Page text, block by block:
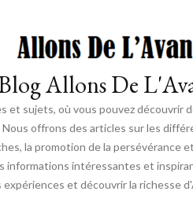
Allons De
sujets, où vous pouvez découvrir
offrons des articles sur les
la promotion de la persévérance
intéressantes et
expériences et découvrir la richesse